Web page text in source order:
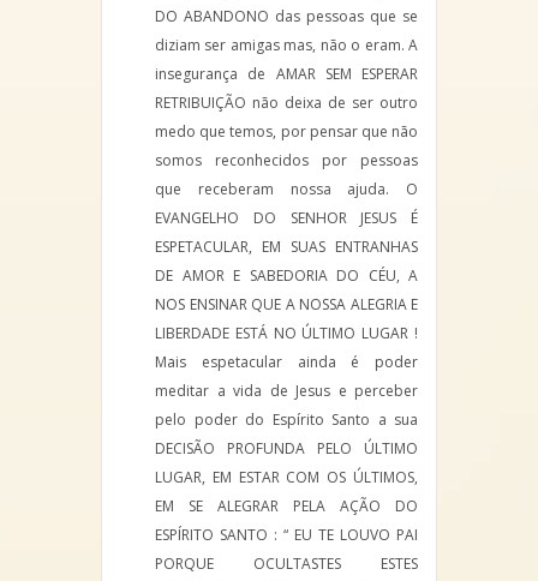
DO ABANDONO das pessoas que se
diziam ser amigas mas, não o eram. A
insegurança de AMAR SEM ESPERAR
RETRIBUIÇÃO não deixa de ser outro
medo que temos, por pensar que não
somos reconhecidos por pessoas
que receberam nossa ajuda. O
EVANGELHO DO SENHOR JESUS É
ESPETACULAR, EM SUAS ENTRANHAS
DE AMOR E SABEDORIA DO CÉU, A
NOS ENSINAR QUE A NOSSA ALEGRIA E
LIBERDADE ESTÁ NO ÚLTIMO LUGAR !
Mais espetacular ainda é poder
meditar a vida de Jesus e perceber
pelo poder do Espírito Santo a sua
DECISÃO PROFUNDA PELO ÚLTIMO
LUGAR, EM ESTAR COM OS ÚLTIMOS,
EM SE ALEGRAR PELA AÇÃO DO
ESPÍRITO SANTO : “ EU TE LOUVO PAI
PORQUE OCULTASTES ESTES